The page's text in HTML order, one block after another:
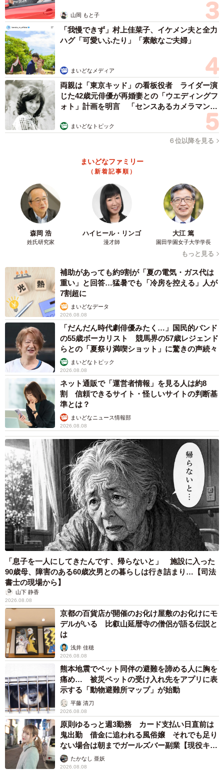
4/11
撮影場所はというと、神宮寺さんの自宅。金銭的な理由か
らスタジオの利用は見送ったそうです。当初は場所に不安
もあったものの、2時間かけて撮影を終えたといいます。
「家の中で写りがいい場所を探しているとき、先輩に提案
されたのは『ベッドと壁の隙間』でした。スタジオを押さ
5/11
撮影場所は神宮寺さんの自宅／神宮寺さん（@jisyo_jinguji）提供
6/11
（@jisyo_jinguji）提供
そして完成したのが、こちらのアフター写真です。
山岡 もと子
「我慢できず」村上佳菜子、イケメン夫と全力
ハグ「可愛いふたり」「素敵なご夫婦」
まいどなメディア
両親は「東京キッド」の看板役者 ライダー演
じた42歳元俳優が再婚妻との「ウエディングフ
ォト」計画を明言 「センスあるカメラマン求
まいどなトピック
６位以降を見る
まいどなファミリー
（新着記事順）
森岡 浩
姓氏研究家
ハイヒール・リンゴ
漫才師
大江 篤
園田学園女子大学学長
もっと見る
補助があっても約9割が「夏の電気・ガス代は
重い」と回答…猛暑でも「冷房を控える」人が
7割超に
まいどなデータ
2026.08.08
「だんだん時代劇俳優みたく…」国民的バンド
の55歳ボーカリスト 競馬界の57歳レジェンド
らとの「夏祭り満喫ショット」に驚きの声続々
まいどなトピック
2026.08.08
ネット通販で「運営者情報」を見る人は約8
割 信頼できるサイト・怪しいサイトの判断基
準とは？
まいどなニュース情報部
2026.08.08
「息子を一人にしてきたんです、帰らないと」 施設に入った
90歳母、障害のある60歳次男との暮らしは行き詰まり…【司法
書士の現場から】
山下 静香
2026.08.08
京都の百貨店が開催のお化け屋敷のお化けにモ
デルがいる 比叡山延暦寺の僧侶が語る伝説と
は
浅井 佳穂
2026.08.08
熊本地震でペット同伴の避難を諦める人に胸を
痛め… 被災ペットの受け入れ先をアプリに表
示する「動物避難所マップ」が始動
平藤 清刀
2026.08.08
原則ゆるっと週3勤務 カード支払い日直前は
鬼出勤 借金に追われる風俗嬢 それでも足り
ない場合は朝までガールズバー副業【現役キャ
ストに取材】
たかなし 亜妖
2026.08.08